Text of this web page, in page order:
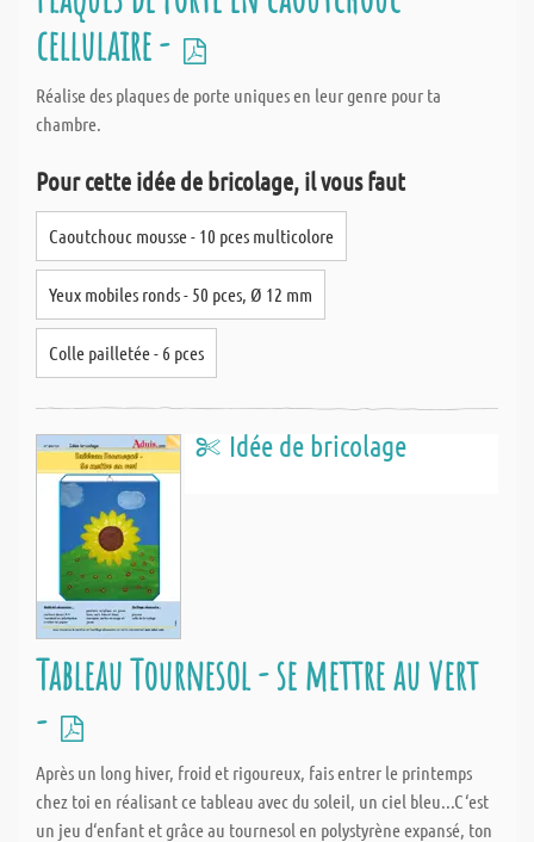
cellulaire -
Réalise des plaques de porte uniques en leur genre pour ta
chambre.
Pour cette idée de bricolage, il vous faut
Caoutchouc mousse - 10 pces multicolore
Yeux mobiles ronds - 50 pces, Ø 12 mm
Colle pailletée - 6 pces
Idée de bricolage
Tableau Tournesol - se mettre au vert
-
Après un long hiver, froid et rigoureux, fais entrer le printemps
chez toi en réalisant ce tableau avec du soleil, un ciel bleu...C‘est
un jeu d‘enfant et grâce au tournesol en polystyrène expansé, ton